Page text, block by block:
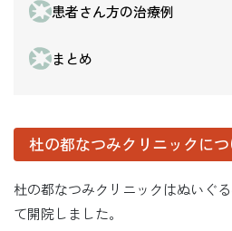
患者さん方の治療例
まとめ
杜の都なつみクリニックに
杜の都なつみクリニックはぬいぐ
て開院しました。